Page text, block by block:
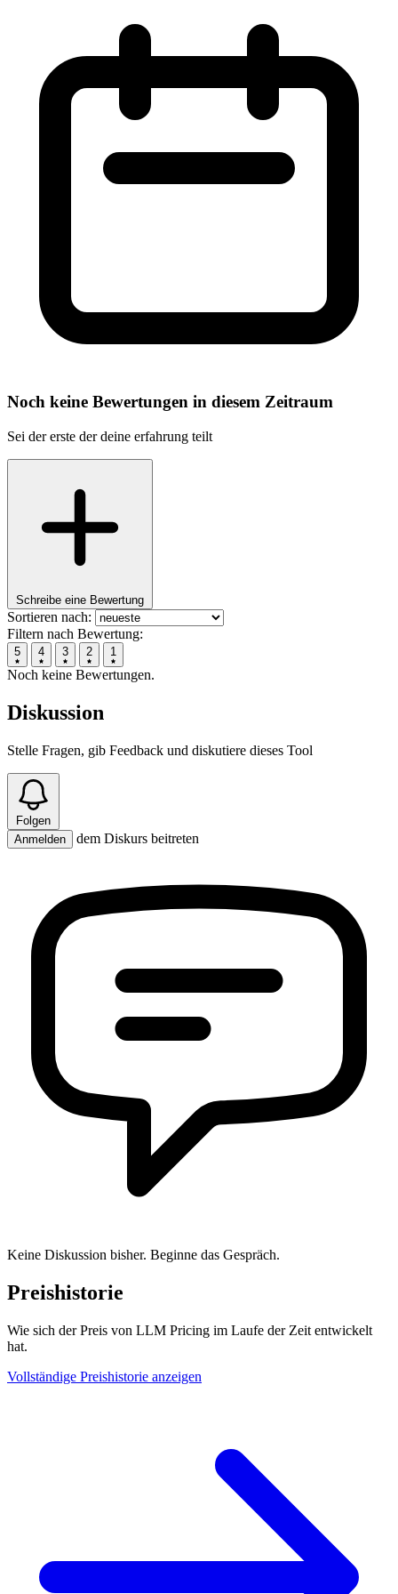
Noch keine Bewertungen in diesem Zeitraum
Sei der erste der deine erfahrung teilt
Schreibe eine Bewertung
Sortieren nach:
Filtern nach Bewertung:
5 4 3 2 1
Noch keine Bewertungen.
Diskussion
Stelle Fragen, gib Feedback und diskutiere dieses Tool
Folgen
Anmelden
dem Diskurs beitreten
Keine Diskussion bisher. Beginne das Gespräch.
Preishistorie
Wie sich der Preis von LLM Pricing im Laufe der Zeit entwickelt
hat.
Vollständige Preishistorie anzeigen